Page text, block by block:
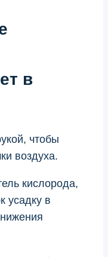
в
чтобы
воздуха.
кислорода,
усадку в